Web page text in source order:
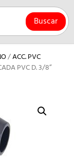
Buscar
/ACC. PVC
PVC D. 3/8”